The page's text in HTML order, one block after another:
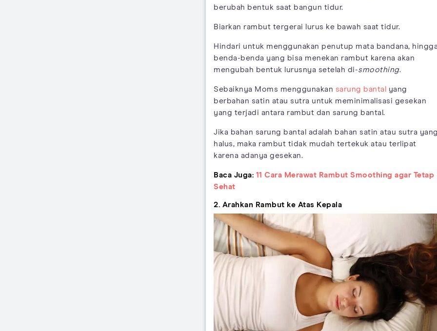
berubah bentuk saat bangun tidur.
Biarkan rambut tergerai lurus ke bawah saat tidur.
Hindari untuk menggunakan penutup mata bandana,
benda-benda yang bisa menekan rambut karena akan
mengubah bentuk lurusnya setelah di-smoothing.
Sebaiknya Moms menggunakan sarung bantal
yang
berbahan satin atau sutra untuk meminimalisasi gesekan
yang terjadi antara rambut dan sarung bantal.
Jika bahan sarung bantal adalah bahan satin atau sutra
halus, maka rambut tidak mudah tertekuk atau terlipat
karena adanya gesekan.
Baca Juga: 11 Cara Merawat Rambut Smoothing agar Tetap
Sehat
2. Arahkan Rambut ke Atas Kepala